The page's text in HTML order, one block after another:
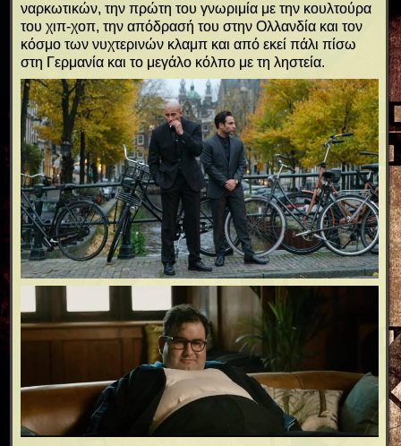
ναρκωτικών, την πρώτη του γνωριμία με την κουλτούρα
του χιπ-χοπ, την απόδρασή του στην Ολλανδία και τον
κόσμο των νυχτερινών κλαμπ και από εκεί πάλι πίσω
στη Γερμανία και το μεγάλο κόλπο με τη ληστεία.